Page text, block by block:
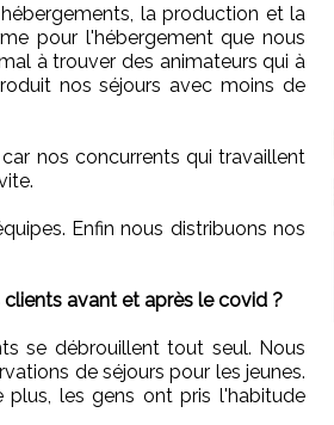
la production et la
pour l'hébergement que nous
à trouver des animateurs qui à
nos séjours avec moins de
nos concurrents qui travaillent
Enfin nous distribuons nos
avant et après le covid ?
se débrouillent tout seul. Nous
de séjours pour les jeunes.
les gens ont pris l'habitude